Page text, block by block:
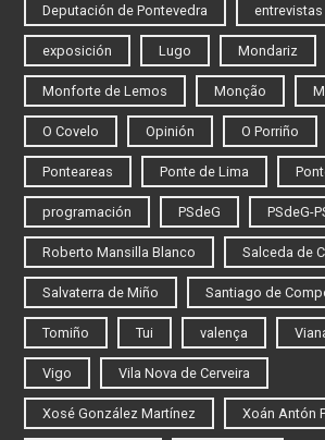
Deputación de Pontevedra entrevistas
exposición Lugo Mondariz
Monforte de Lemos Monção
O Covelo Opinión O Porriño
Ponteareas Ponte de Lima
programación PSdeG PSdeG-
Roberto Mansilla Blanco Salceda de
Salvaterra de Miño Santiago de
Tomiño Tui valença
Vigo Vila Nova de Cerveira
Xosé González Martínez Xoán Antón